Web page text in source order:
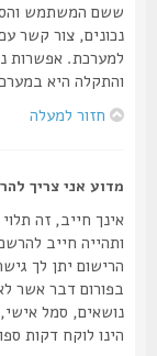
ששם המשתמש
נכונים, צור קשר עם
למערכת. אפשרות
והתקלה היא במערכת
חזור למעלה
מדוע אני צריך להרשם
אינך חייב, זה תלוי
ותהייה חייב להרשם
הרישום יתן לך גישה
בפורום דבר אשר לא
נושאים, סמל אישי,
הינו לוקח דקות